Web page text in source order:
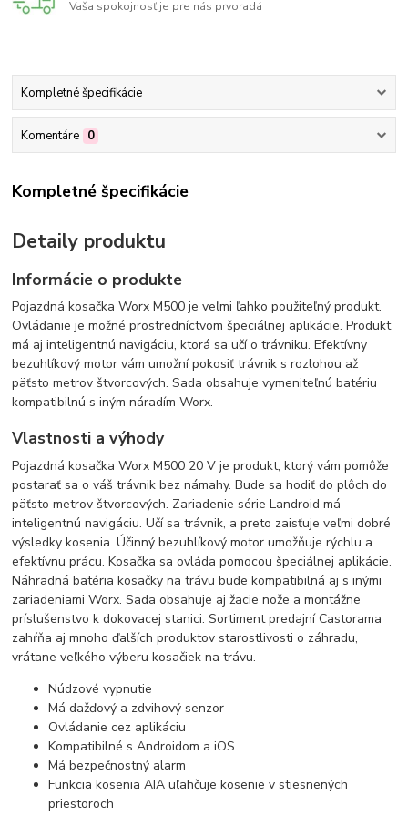
Vaša spokojnosť je pre nás prvoradá
Kompletné špecifikácie
Komentáre 0
Kompletné špecifikácie
Detaily produktu
Informácie o produkte
Pojazdná kosačka Worx M500 je veľmi ľahko použiteľný produkt.
Ovládanie je možné prostredníctvom špeciálnej aplikácie. Produkt
má aj inteligentnú navigáciu, ktorá sa učí o trávniku. Efektívny
bezuhlíkový motor vám umožní pokosiť trávnik s rozlohou až
päťsto metrov štvorcových. Sada obsahuje vymeniteľnú batériu
kompatibilnú s iným náradím Worx.
Vlastnosti a výhody
Pojazdná kosačka Worx M500 20 V je produkt, ktorý vám pomôže
postarať sa o váš trávnik bez námahy. Bude sa hodiť do plôch do
päťsto metrov štvorcových. Zariadenie série Landroid má
inteligentnú navigáciu. Učí sa trávnik, a preto zaisťuje veľmi dobré
výsledky kosenia. Účinný bezuhlíkový motor umožňuje rýchlu a
efektívnu prácu. Kosačka sa ovláda pomocou špeciálnej aplikácie.
Náhradná batéria kosačky na trávu bude kompatibilná aj s inými
zariadeniami Worx. Sada obsahuje aj žacie nože a montážne
príslušenstvo k dokovacej stanici. Sortiment predajní Castorama
zahŕňa aj mnoho ďalších produktov starostlivosti o záhradu,
vrátane veľkého výberu kosačiek na trávu.
Núdzové vypnutie
Má dažďový a zdvihový senzor
Ovládanie cez aplikáciu
Kompatibilné s Androidom a iOS
Má bezpečnostný alarm
Funkcia kosenia AIA uľahčuje kosenie v stiesnených
priestoroch